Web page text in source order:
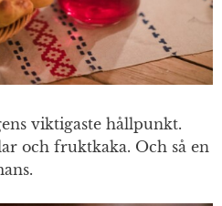
viktigaste hållpunkt.
och fruktkaka. Och så en